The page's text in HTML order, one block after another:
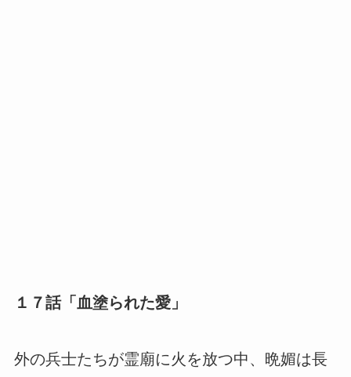
１７話「血塗られた愛」
外の兵士たちが霊廟に火を放つ中、晩媚は長